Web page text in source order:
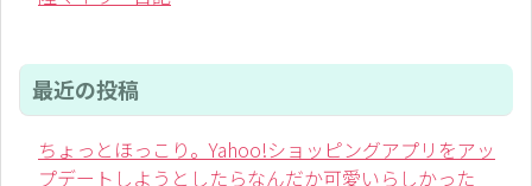
最近の投稿
ちょっとほっこり。Yahoo!ショッピングアプリをアッ
プデートしようとしたらなんだか可愛いらしかった